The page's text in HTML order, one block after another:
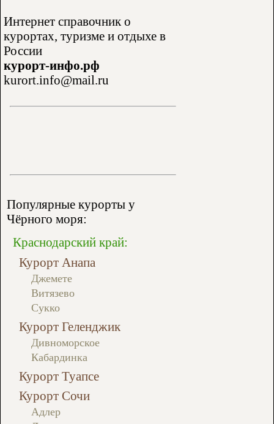
Интернет справочник о
курортах, туризме и отдыхе в
России
курорт-инфо.рф
kurort.info@mail.ru
Популярные курорты у
Чёрного моря:
Краснодарский край:
Курорт Анапа
Джемете
Витязево
Сукко
Курорт Геленджик
Дивноморское
Кабардинка
Курорт Туапсе
Курорт Сочи
Адлер